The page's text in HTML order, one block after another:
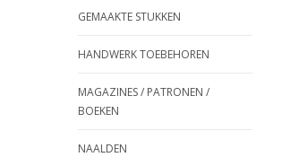
GEMAAKTE STUKKEN
HANDWERK TOEBEHOREN
MAGAZINES / PATRONEN /
BOEKEN
NAALDEN